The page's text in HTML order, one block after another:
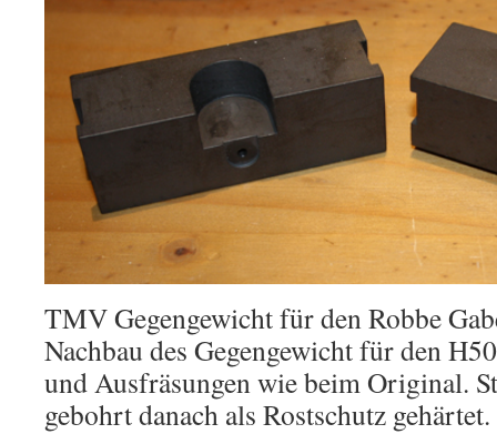
TMV Gegengewicht für den Robbe
Nachbau des Gegengewicht für den
und Ausfräsungen wie beim Original.
gebohrt danach als Rostschutz gehärtet.